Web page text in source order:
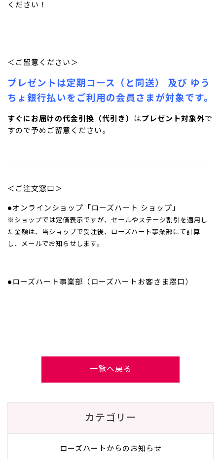
ください！
＜ご留意ください＞
プレゼントは定期コース（と同送） 及び ゆう
ちょ銀行払いをご利用の会員さまが対象です。
すぐにお届けの代金引換（代引き） は プレゼント対象外で
すので予めご留意ください。
＜ご注文窓口＞
●オンラインショップ「ローズハート ショップ」
※ショップでは定価表示ですが、セールやステージ割引を適用し
た金額は、当ショップで受注後、ローズハート事業部にて計算
し、メールでお知らせします。
●ローズハート事業部（ローズハートお客さま窓口）
一覧へ戻る
カテゴリー
ローズハートからのお知らせ